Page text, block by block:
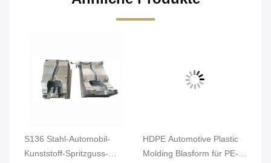
S136 Stahl-Automobil-
Kunststoff-Spritzguss-
HDPE Automotive Plastic
Molding Blasform für PE-